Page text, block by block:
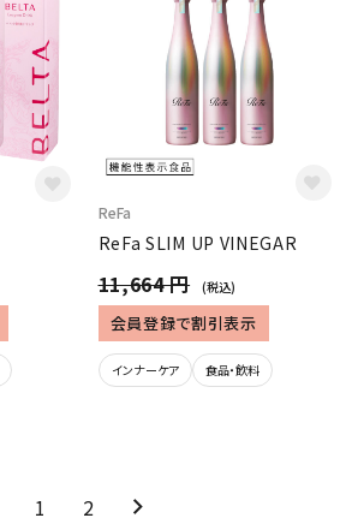
ReFa
ReFa SLIM UP VINEGAR
11,664 円 (税込)
会員登録で割引表示
インナーケア 食品・飲料
1 2